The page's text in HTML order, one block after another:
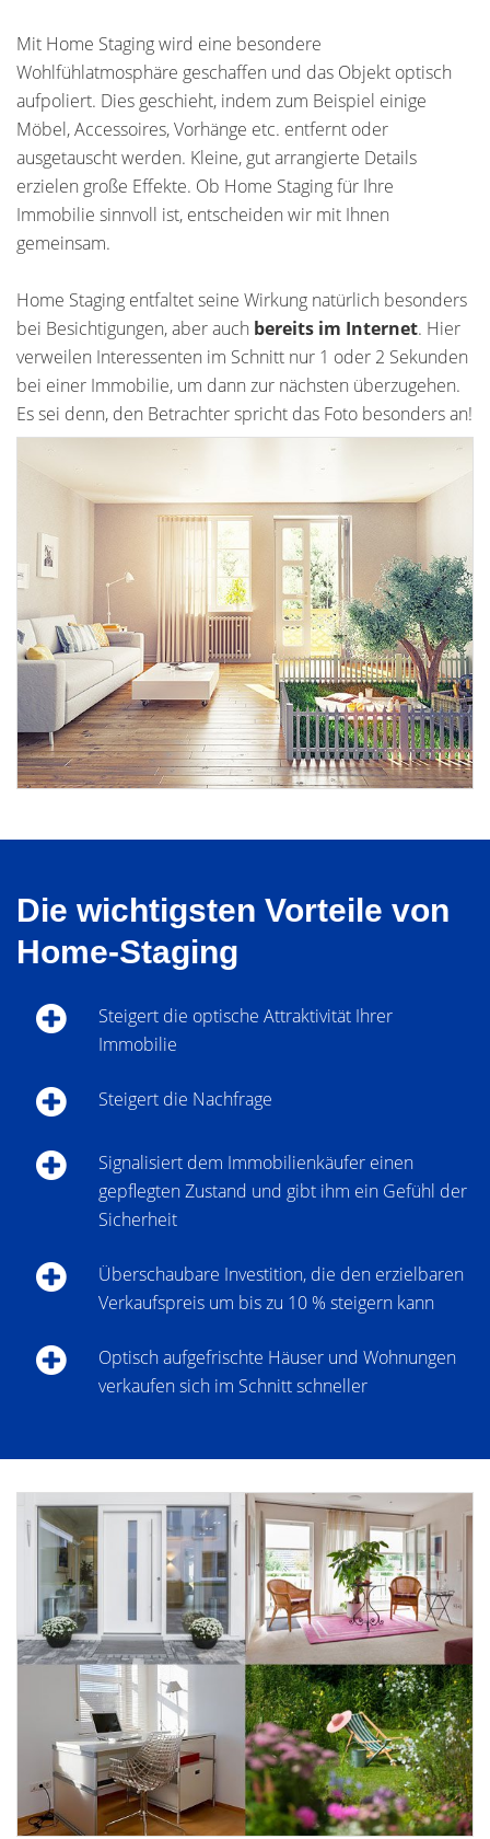
Mit Home Staging wird eine besondere
Wohlfühlatmosphäre geschaffen und das Objekt optisch
aufpoliert. Dies geschieht, indem zum Beispiel einige
Möbel, Accessoires, Vorhänge etc. entfernt oder
ausgetauscht werden. Kleine, gut arrangierte Details
erzielen große Effekte. Ob Home Staging für Ihre
Immobilie sinnvoll ist, entscheiden wir mit Ihnen
gemeinsam.
Home Staging entfaltet seine Wirkung natürlich besonders
bei Besichtigungen, aber auch bereits im Internet. Hier
verweilen Interessenten im Schnitt nur 1 oder 2 Sekunden
bei einer Immobilie, um dann zur nächsten überzugehen.
Es sei denn, den Betrachter spricht das Foto besonders an!
Die wichtigsten Vorteile von
Home-Staging
Steigert die optische Attraktivität Ihrer
Immobilie
Steigert die Nachfrage
Signalisiert dem Immobilienkäufer einen
gepflegten Zustand und gibt ihm ein Gefühl der
Sicherheit
Überschaubare Investition, die den erzielbaren
Verkaufspreis um bis zu 10 % steigern kann
Optisch aufgefrischte Häuser und Wohnungen
verkaufen sich im Schnitt schneller